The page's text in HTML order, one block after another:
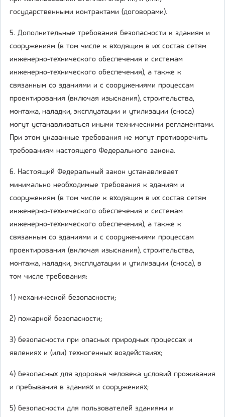
государственными контрактами (договорами).
5. Дополнительные требования безопасности к зданиям и
сооружениям (в том числе к входящим в их состав сетям
инженерно-технического обеспечения и системам
инженерно-технического обеспечения), а также к
связанным со зданиями и с сооружениями процессам
проектирования (включая изыскания), строительства,
монтажа, наладки, эксплуатации и утилизации (сноса)
могут устанавливаться иными техническими регламентами.
При этом указанные требования не могут противоречить
требованиям настоящего Федерального закона.
6. Настоящий Федеральный закон устанавливает
минимально необходимые требования к зданиям и
сооружениям (в том числе к входящим в их состав сетям
инженерно-технического обеспечения и системам
инженерно-технического обеспечения), а также к
связанным со зданиями и с сооружениями процессам
проектирования (включая изыскания), строительства,
монтажа, наладки, эксплуатации и утилизации (сноса), в
том числе требования:
1) механической безопасности;
2) пожарной безопасности;
3) безопасности при опасных природных процессах и
явлениях и (или) техногенных воздействиях;
4) безопасных для здоровья человека условий проживания
и пребывания в зданиях и сооружениях;
5) безопасности для пользователей зданиями и